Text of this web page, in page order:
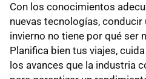
Con los conocimientos
nuevas tecnologías,
invierno no tiene por qué ser
Planifica bien tus viajes,
los avances que la industria